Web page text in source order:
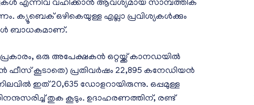
എന്നിവ വഹിക്കാൻ ആവശ്യമായ സാമ്പത്തിക
ക്യൂബെക് ഒഴികെയുള്ള എല്ലാ പ്രവിശ്യകൾക്കും
ബാധകമാണ്.
പ്രകാരം, ഒരു അപേക്ഷകൻ ഒറ്റയ്ക്ക് കാനഡയിൽ
ഫീസ് കൂടാതെ) പ്രതിവർഷം 22,895 കനേഡിയൻ
ഇത് 20,635 ഡോളറായിരുന്നു. ഒപ്പമുള്ള
തുക കൂടും. ഉദാഹരണത്തിന്, രണ്ട്